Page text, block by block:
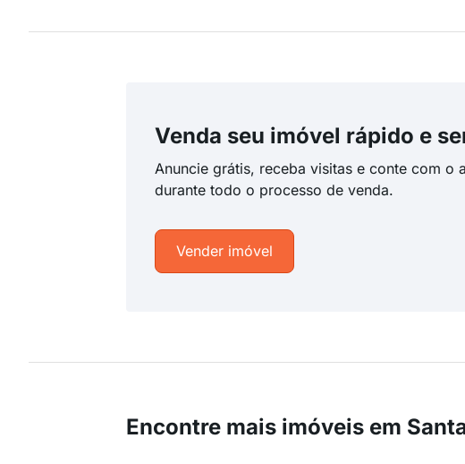
Venda seu imóvel rápido e
Anuncie grátis, receba visitas e conte com o
durante todo o processo de venda.
Vender imóvel
Encontre mais imóveis em